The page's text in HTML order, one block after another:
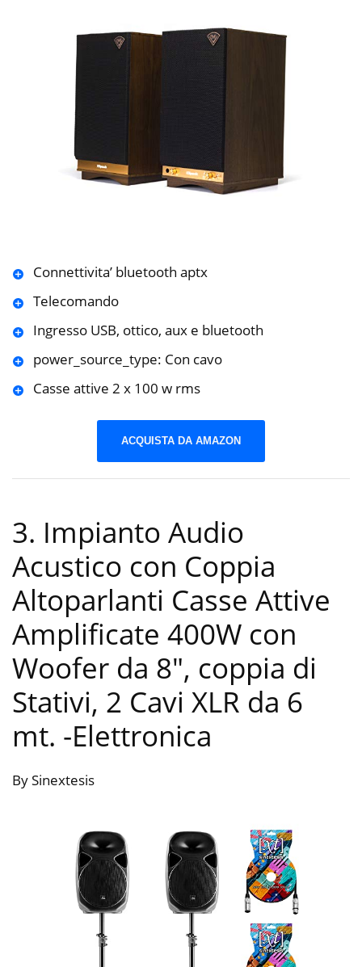
Connettivita’ bluetooth aptx
Telecomando
Ingresso USB, ottico, aux e bluetooth
power_source_type: Con cavo
Casse attive 2 x 100 w rms
ACQUISTA DA AMAZON
3. Impianto Audio
Acustico con Coppia
Altoparlanti Casse Attive
Amplificate 400W con
Woofer da 8″, coppia di
Stativi, 2 Cavi XLR da 6
mt. -Elettronica
By Sinextesis